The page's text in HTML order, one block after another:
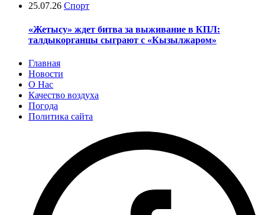
25.07.26 Спорт
«Жетысу» ждет битва за выживание в КПЛ:
талдыкорганцы сыграют с «Кызылжаром»
Главная
Новости
О Нас
Качество воздуха
Погода
Политика сайта